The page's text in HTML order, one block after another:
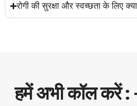
रोगी की सुरक्षा और स्वच्छता के लिए
हमें अभी कॉल करें :